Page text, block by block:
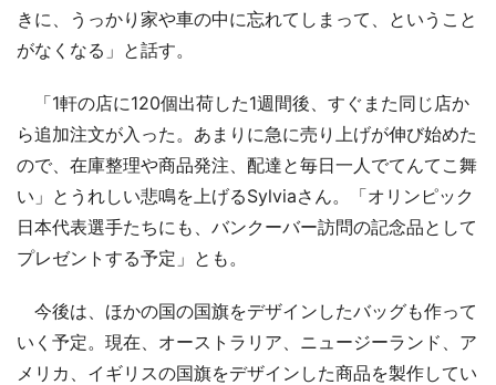
きに、うっかり家や車の中に忘れてしまって、ということ
がなくなる」と話す。
「1軒の店に120個出荷した1週間後、すぐまた同じ店か
ら追加注文が入った。あまりに急に売り上げが伸び始めた
ので、在庫整理や商品発注、配達と毎日一人でてんてこ舞
い」とうれしい悲鳴を上げるSylviaさん。「オリンピック
日本代表選手たちにも、バンクーバー訪問の記念品として
プレゼントする予定」とも。
今後は、ほかの国の国旗をデザインしたバッグも作って
いく予定。現在、オーストラリア、ニュージーランド、ア
メリカ、イギリスの国旗をデザインした商品を製作してい